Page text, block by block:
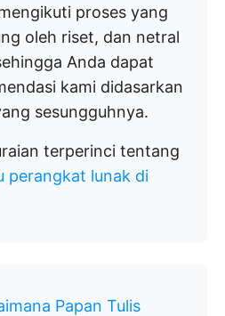
proses yang
oleh riset, dan netral
Anda dapat
kami didasarkan
sesungguhnya.
terperinci tentang
perangkat lunak di
Papan Tulis